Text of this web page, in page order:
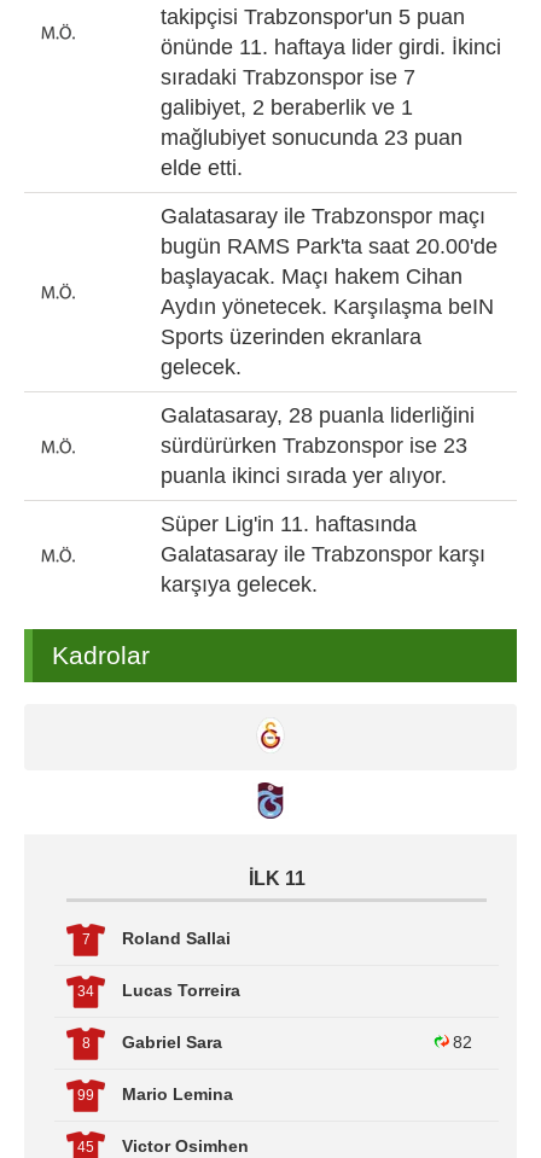
takipçisi Trabzonspor'un 5 puan
önünde 11. haftaya lider girdi. İkinci
sıradaki Trabzonspor ise 7
galibiyet, 2 beraberlik ve 1
mağlubiyet sonucunda 23 puan
elde etti.
Galatasaray ile Trabzonspor maçı
bugün RAMS Park'ta saat 20.00'de
başlayacak. Maçı hakem Cihan
Aydın yönetecek. Karşılaşma beIN
Sports üzerinden ekranlara
gelecek.
Galatasaray, 28 puanla liderliğini
sürdürürken Trabzonspor ise 23
puanla ikinci sırada yer alıyor.
Süper Lig'in 11. haftasında
Galatasaray ile Trabzonspor karşı
karşıya gelecek.
Kadrolar
İLK 11
7 Roland Sallai
34 Lucas Torreira
8 Gabriel Sara 82
99 Mario Lemina
45 Victor Osimhen